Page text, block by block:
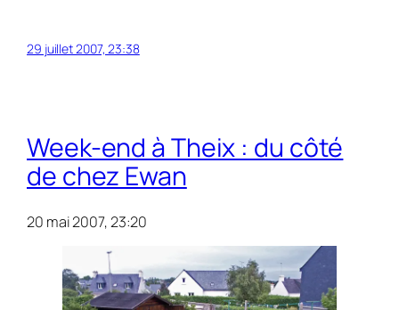
29 juillet 2007, 23:38
Week-end à Theix : du côté
de chez Ewan
20 mai 2007, 23:20